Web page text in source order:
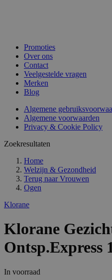
Promoties
Over ons
Contact
Veelgestelde vragen
Merken
Blog
Algemene
Algemene voorwaarden
Privacy & Cookie Policy
Zoekresultaten
Home
Welzijn & Gezondheid
Terug naar Vrouwen
Ogen
Klorane
Klorane
Ontsp.Express
In voorraad